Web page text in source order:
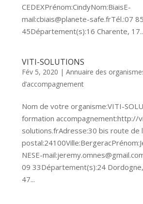
CEDEXPrénom:CindyNom:BiaisE-
mail:cbiais@planete-safe.frTél.:07
45Département(s):16 Charente,
VITI-SOLUTIONS
Fév 5, 2020 | Annuaire des
d’accompagnement
Nom de votre organisme:VITI-
formation accompagnement:http://
solutions.frAdresse:30 bis route de
NESE-
09 33Département(s):24
47...